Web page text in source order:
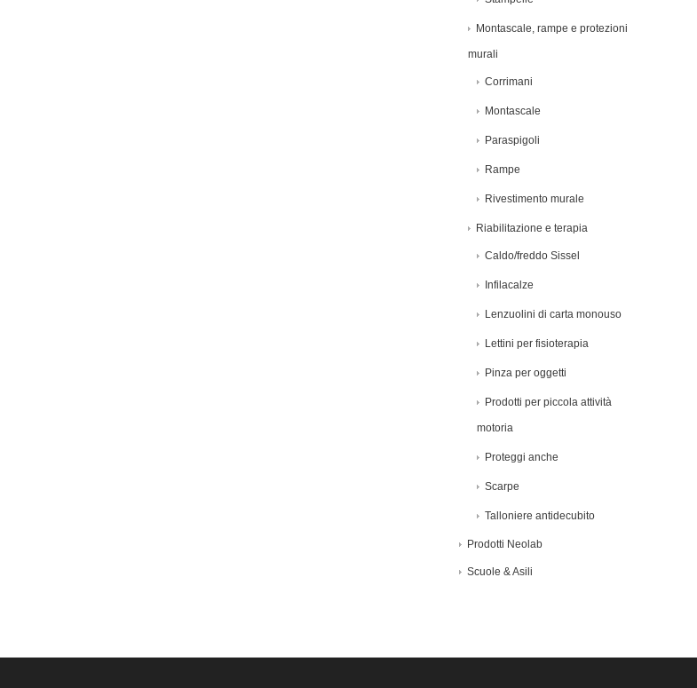
Montascale, rampe e protezioni
murali
Corrimani
Montascale
Paraspigoli
Rampe
Rivestimento murale
Riabilitazione e terapia
Caldo/freddo Sissel
Infilacalze
Lenzuolini di carta monouso
Lettini per fisioterapia
Pinza per oggetti
Prodotti per piccola attività
motoria
Proteggi anche
Scarpe
Talloniere antidecubito
Prodotti Neolab
Scuole & Asili